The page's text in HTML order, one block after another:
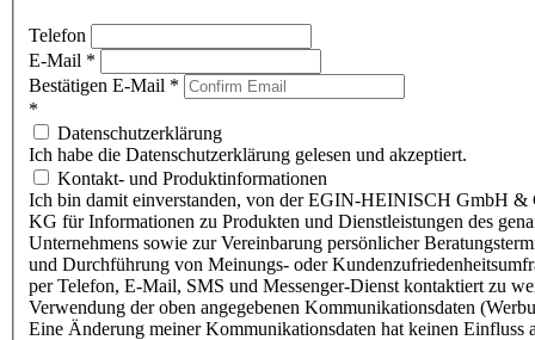
Telefon
E-Mail *
Bestätigen E-Mail *
*
Datenschutzerklärung
Ich habe die Datenschutzerklärung gelesen und akzeptiert.
Kontakt- und Produktinformationen
Ich bin damit einverstanden, von der EGIN-HEINISCH GmbH &
KG für Informationen zu Produkten und Dienstleistungen des
Unternehmens sowie zur Vereinbarung persönlicher
und Durchführung von Meinungs- oder
per Telefon, E-Mail, SMS und Messenger-Dienst kontaktiert zu
Verwendung der oben angegebenen Kommunikationsdaten
Eine Änderung meiner Kommunikationsdaten hat keinen Einfluss